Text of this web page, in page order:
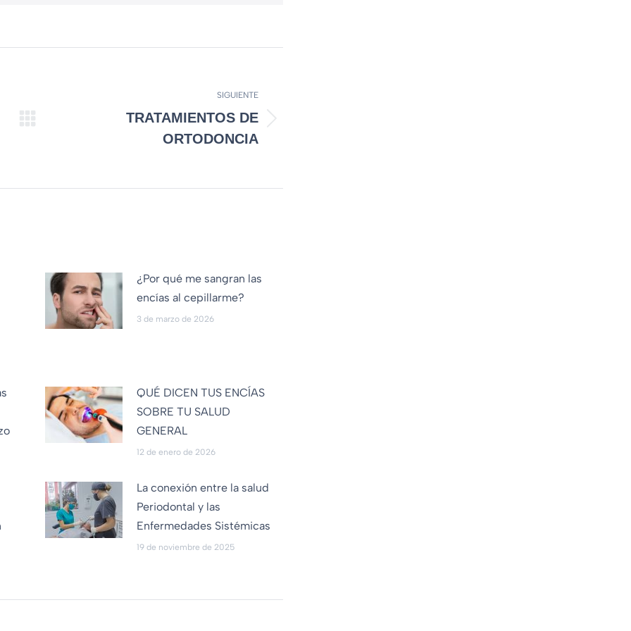
SIGUIENTE
TRATAMIENTOS DE
ORTODONCIA
¿Por qué me sangran las
encías al cepillarme?
3 de marzo de 2026
QUÉ DICEN TUS ENCÍAS
SOBRE TU SALUD
GENERAL
12 de enero de 2026
La conexión entre la salud
Periodontal y las
Enfermedades Sistémicas
19 de noviembre de 2025